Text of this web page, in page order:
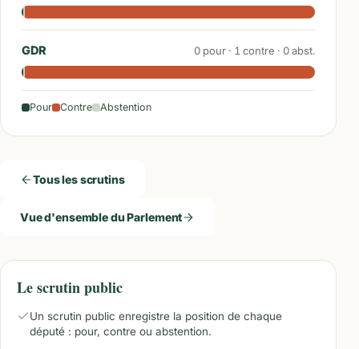
GDR 0 pour · 1 contre · 0abst.
Pour Contre Abstention
Tous les scrutins
Vue d'ensemble du Parlement
Le scrutin public
Un scrutin public enregistre la position de chaque
député : pour, contre ou abstention.